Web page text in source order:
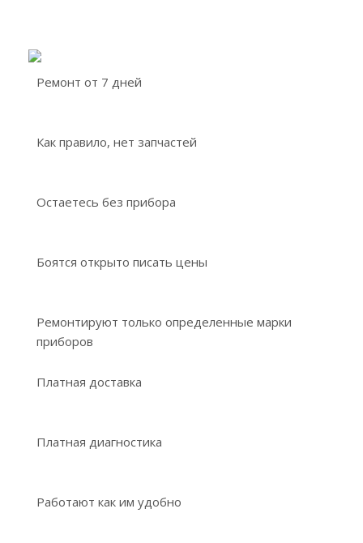
Ремонт от 7 дней
Как правило, нет запчастей
Остаетесь без прибора
Боятся открыто писать цены
Ремонтируют только определенные марки
приборов
Платная доставка
Платная диагностика
Работают как им удобно